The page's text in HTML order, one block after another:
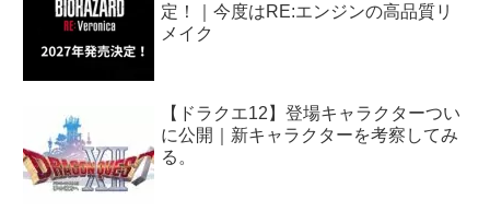
定！｜今度はRE:エンジンの高品質リ
メイク
【ドラクエ12】登場キャラクターつい
に公開｜新キャラクターを考察してみ
る。